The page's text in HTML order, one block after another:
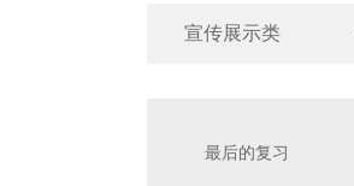
宣传展示类
最后的复习